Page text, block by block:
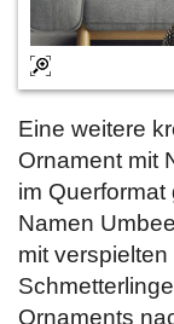
Eine weitere
Ornament mit
im
Namen
mit
Ornaments